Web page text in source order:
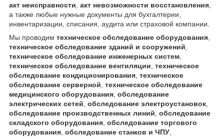
акт неисправности акт невозможности восстановления
а также любые нужные документы для бухгалтерии,
инвентаризации, списания, аудита или страховой компании.
Мы проводим техническое обследование оборудования
техническое обследование зданий и сооружений
техническое обследование инженерных систем
техническое обследование вентиляции техническое
обследование кондиционирования техническое
обследование серверной техническое обследование
медицинского оборудования обследование
электрических сетей обследование электроустановок
обследование производственных линий обследование
складского оборудования обследование торгового
оборудования обследование станков и ЧПУ